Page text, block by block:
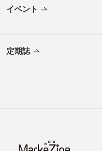
イベント
定期誌